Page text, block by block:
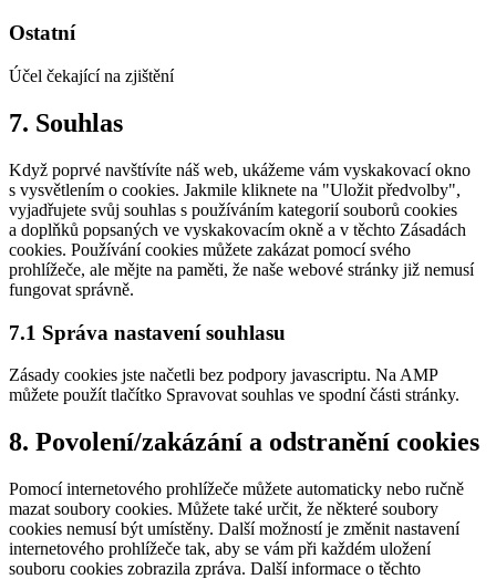
service
Ostatní
Účel čekající na zjištění
Consent
to
ostatní
7. Souhlas
Když poprvé navštívíte náš web, ukážeme vám vyskakovací okno
s vysvětlením o cookies. Jakmile kliknete na "Uložit předvolby",
vyjadřujete svůj souhlas s používáním kategorií souborů cookies
a doplňků popsaných ve vyskakovacím okně a v těchto Zásadách
cookies. Používání cookies můžete zakázat pomocí svého
prohlížeče, ale mějte na paměti, že naše webové stránky již nemusí
fungovat správně.
7.1 Správa nastavení souhlasu
Zásady cookies jste načetli bez podpory javascriptu. Na AMP
můžete použít tlačítko Spravovat souhlas ve spodní části stránky.
8. Povolení/zakázání a odstranění cookies
Pomocí internetového prohlížeče můžete automaticky nebo ručně
mazat soubory cookies. Můžete také určit, že některé soubory
cookies nemusí být umístěny. Další možností je změnit nastavení
internetového prohlížeče tak, aby se vám při každém uložení
souboru cookies zobrazila zpráva. Další informace o těchto